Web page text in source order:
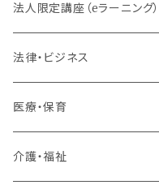
法人限定講座（eラーニング）
内定者・新入社員
若手社員・中堅社員
リーダー（主任・係長）
法律・ビジネス
医療・保育
介護・福祉